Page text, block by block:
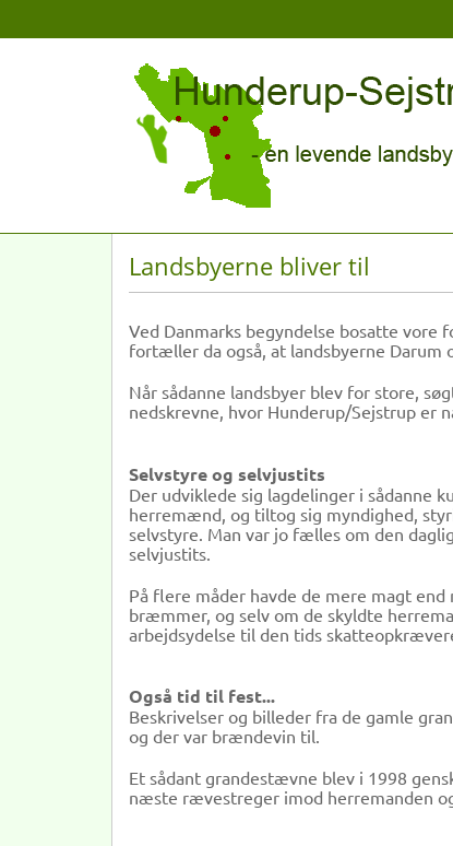
Landsbyerne bliver til
Ved Danmarks begyndelse bosatte vore
fortæller da også, at landsbyerne
Når sådanne landsbyer blev for store,
nedskrevne, hvor Hunderup/Sejstrup er
Selvstyre og selvjustits
Der udviklede sig lagdelinger i
herremænd, og tiltog sig myndighed,
selvstyre. Man var jo fælles om den
selvjustits.
På flere måder havde de mere magt
bræmmer, og selv om de skyldte
arbejdsydelse til den tids
Også tid til fest...
Beskrivelser og billeder fra de gamle
og der var brændevin til.
Et sådant grandestævne blev i 1998
næste rævestreger imod herremanden